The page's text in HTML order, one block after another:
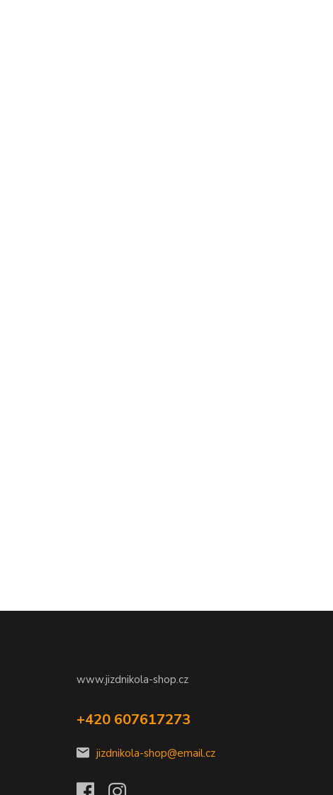
www.jizdnikola-shop.cz
+420 607617273
jizdnikola-shop@email.cz